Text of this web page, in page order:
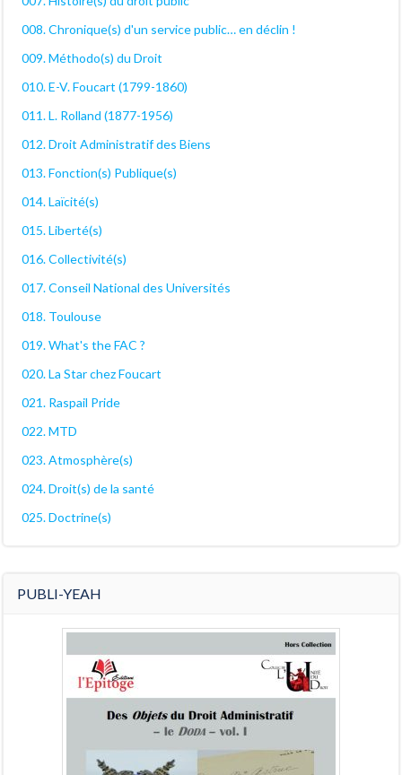
008. Chronique(s) d'un service public… en déclin !
009. Méthodo(s) du Droit
010. E-V. Foucart (1799-1860)
011. L. Rolland (1877-1956)
012. Droit Administratif des Biens
013. Fonction(s) Publique(s)
014. Laïcité(s)
015. Liberté(s)
016. Collectivité(s)
017. Conseil National des Universités
018. Toulouse
019. What's the FAC ?
020. La Star chez Foucart
021. Raspail Pride
022. MTD
023. Atmosphère(s)
024. Droit(s) de la santé
025. Doctrine(s)
PUBLI-YEAH